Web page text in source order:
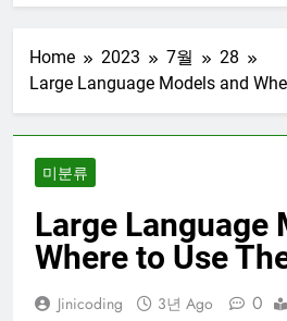
Home 2023 7월
28
Large Language Models and
미분류
Large Language
Where to Use
Jinicoding 3년 Ago 0